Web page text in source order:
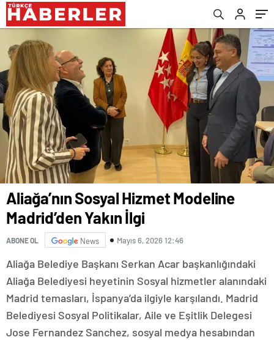
Aliağa’nın Sosyal Hizmet Modeline
Madrid’den Yakın İlgi
ABONE OL News Mayıs 6, 2026 12:46
Aliağa Belediye Başkanı Serkan Acar başkanlığındaki
Aliağa Belediyesi heyetinin Sosyal hizmetler alanındaki
Madrid temasları, İspanya’da ilgiyle karşılandı. Madrid
Belediyesi Sosyal Politikalar, Aile ve Eşitlik Delegesi
Jose Fernandez Sanchez, sosyal medya hesabından